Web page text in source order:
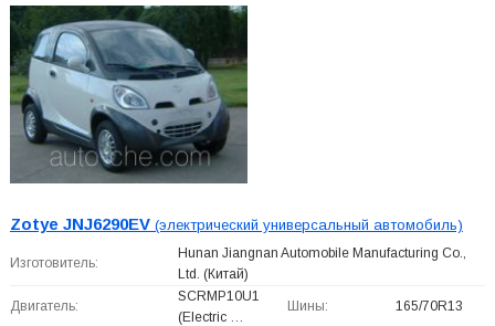
Zotye JNJ6290EV(электрический универсальный автомобиль)
Изготовитель:
Hunan Jiangnan Automobile Manufacturing Co.,
Ltd. (Китай)
Двигатель:
SCRMP10U1
(Electric …
Шины: 165/70R13